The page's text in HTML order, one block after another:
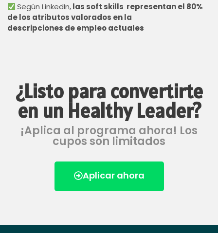
Según LinkedIn,las soft skills representan el 80%
de los atributos valorados en la
descripciones de empleo actuales
¿Listo para convertirte
en un Healthy Leader?
¡Aplica al programa ahora! Los
cupos son limitados
Aplicar ahora